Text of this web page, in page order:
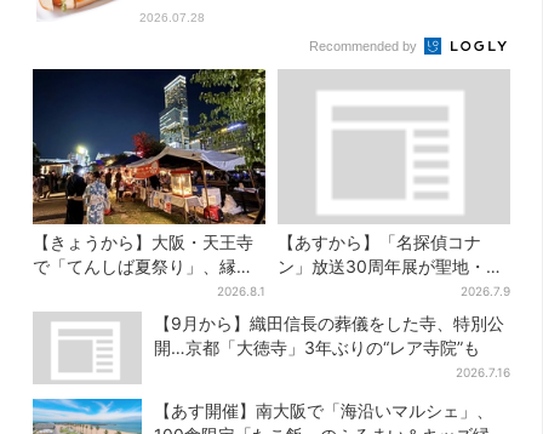
2026.07.28
Recommended by
【きょうから】大阪・天王寺
で「てんしば夏祭り」、縁日
や盆踊り…涼しいスプラッシ
ュタイムも！2日間だけ
2026.8.1
【あすから】「名探偵コナ
ン」放送30周年展が聖地・大
阪で、貴重な資料＆歴代の名
台詞シーンも
2026.7.9
【9月から】織田信長の葬儀をした寺、特別公
開…京都「大徳寺」3年ぶりの“レア寺院”も
2026.7.16
【あす開催】南大阪で「海沿いマルシェ」、